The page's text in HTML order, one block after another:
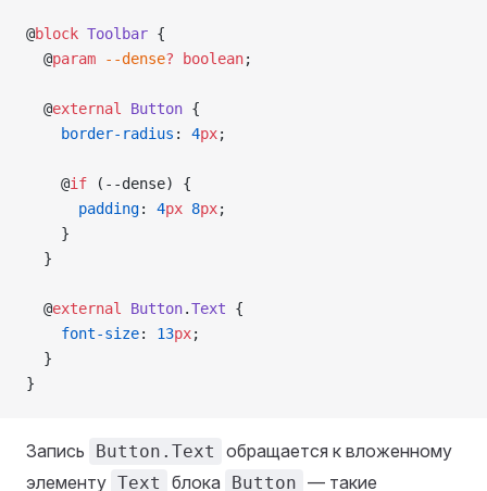
@block Toolbar {
  @
param --dense? boolean;
  @
external Button {
    border-radius
: 4px;
    @
if (--dense) {
      padding
: 4px 8px;
    }
  }
  @
external Button.Text {
    font-size
: 13px;
  }
}
Запись Button.Text
обращается к вложенному
элементу Text блока Button — такие